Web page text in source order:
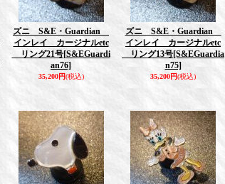
ズニ S&E・Guardian
インレイ カージナルetc
リング21号[S&EGuardi
an76]
35,200円(税込)
ズニ S&E・Guardian
インレイ カージナルetc
リング13号[S&EGuardia
n75]
35,200円(税込)